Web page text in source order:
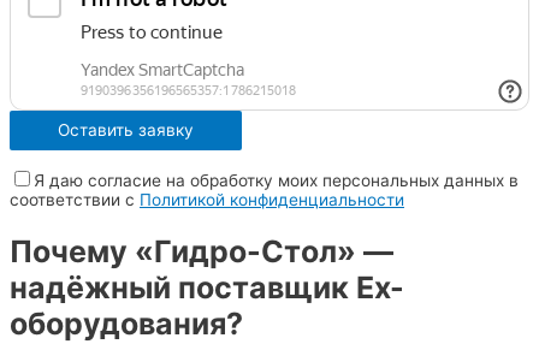
Я даю согласие на обработку моих персональных данных в
соответствии с Политикой конфиденциальности
Почему «Гидро-Стол» —
надёжный поставщик Ex-
оборудования?